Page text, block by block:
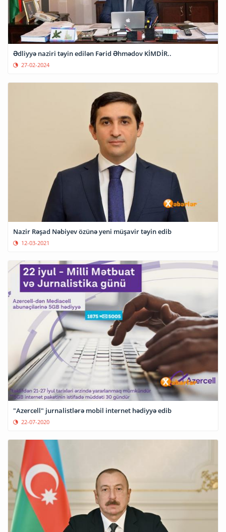
Ədliyyə naziri təyin edilən Fərid Əhmədov KİMDİR..
27-02-2024
Nazir Rəşad Nəbiyev özünə yeni müşavir təyin edib
12-03-2021
"Azercell" jurnalistlərə mobil internet hədiyyə edib
22-07-2020